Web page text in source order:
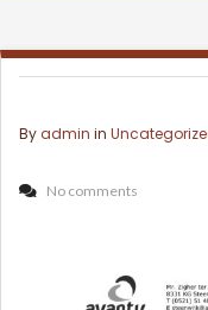
Byadmin in
No comments